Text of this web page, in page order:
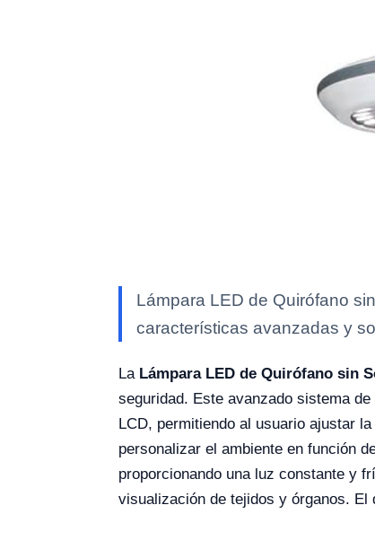
Lámpara LED de Quirófano
características avanzadas y
La Lámpara LED de Quirófano sin
seguridad. Este avanzado sistema
LCD, permitiendo al usuario ajustar
personalizar el ambiente en función
proporcionando una luz constante y
visualización de tejidos y órganos. El